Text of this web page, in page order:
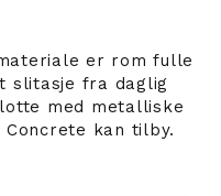
er rom fulle
slitasje fra daglig
med metalliske
kan tilby.